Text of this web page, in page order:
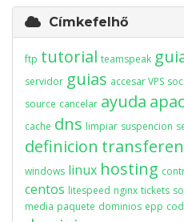
Címkefelhő
ftp tutorial teamspeak
servidor guias accesar VPS
source cancelar ayuda
cache dns limpiar suspencion
definicion
windows linux hosting
centos litespeed nginx tickets
media paquete dominios epp